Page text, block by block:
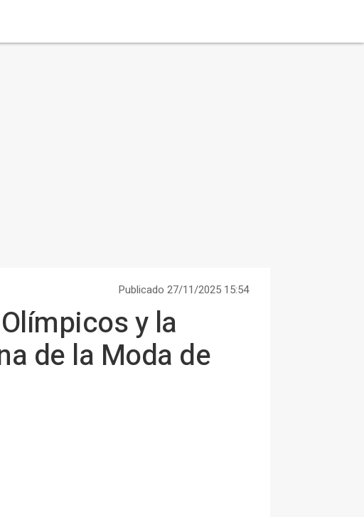
Publicado 27/11/2025 15:54
y la
de la Moda de